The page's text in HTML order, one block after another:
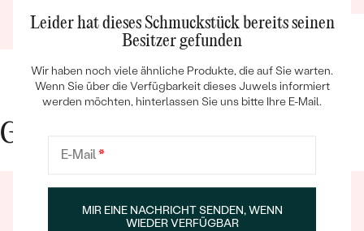
ANSEHEN
08.09.2021
Gute Gründe für Eppi
Leider hat dieses Schmuckstück bereits seinen
Besitzer gefunden
Wir haben noch viele ähnliche Produkte, die auf Sie warten.
Wenn Sie über die Verfügbarkeit dieses Juwels informiert
werden möchten, hinterlassen Sie uns bitte Ihre E-Mail.
E-Mail*
MIR EINE NACHRICHT SENDEN, WENN
WIEDER VERFÜGBAR